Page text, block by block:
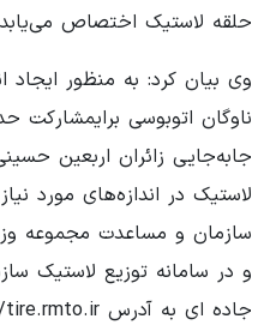
حلقه لاستیک اختصاص
وی بیان‌ کرد: به منظور ایجاد
ناوگان اتوبوسی برایمشارکت
لاستیک در اندازه‌های مورد
سازمان و مساعدت مجموعه
و در سامانه توزیع لاستیک
جاده ای به آدرس http://tire.rmto.ir بارگذاری شده است.